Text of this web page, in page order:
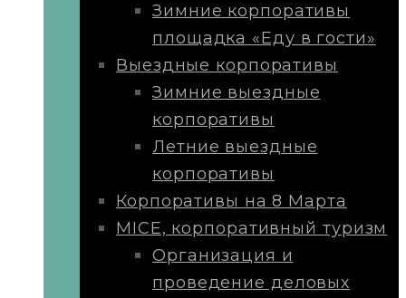
Зимние корпоративы
площадка «Еду в гости»
Выездные корпоративы
Зимние выездные
корпоративы
Летние выездные
корпоративы
Корпоративы на 8 Марта
MICE, корпоративный туризм
Организация и
проведение деловых